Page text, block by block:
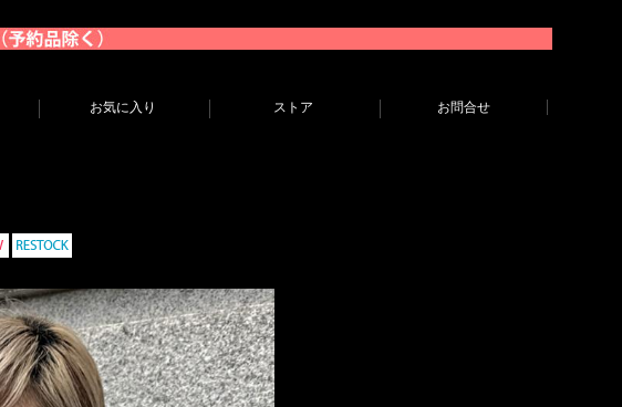
お気に入り ストア お問合せ